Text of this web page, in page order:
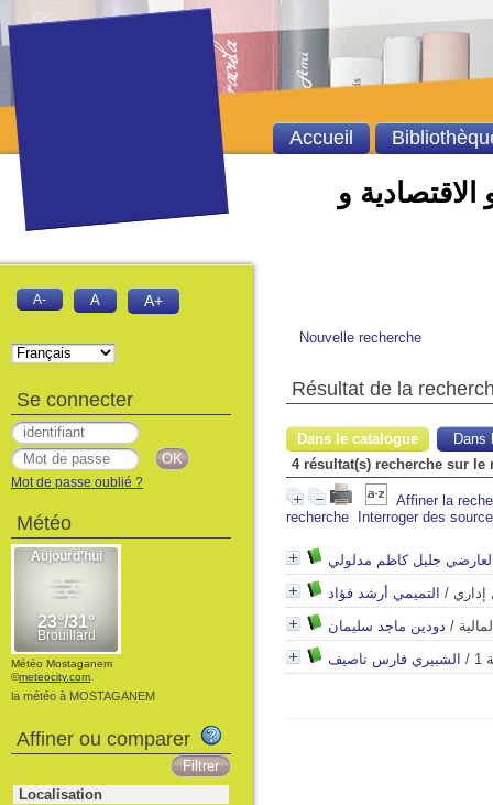
الاقتصادية و
Nouvelle recherche
Résultat de la
Dans le catalogue Dans
Affiner la
recherche
Interroger des
جليل كاظم مدلولي
إداري / التميمي أرشد فؤاد
/ دودين ماجد سليمان
/ الشبيري فارس ناصيف
Accueil
A- A A+
Se connecter
Mot de passe oublié ?
Météo
Météo Mostaganem
©meteocity.com
la météo à MOSTAGANEM
Affiner ou comparer
Localisation